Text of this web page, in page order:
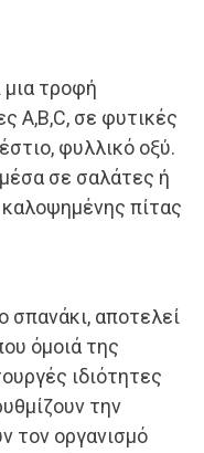
μια τροφή
A,B,C, σε φυτικές
φυλλικό οξύ.
σε σαλάτες ή
πίτας
αποτελεί
όμοιά της
ιδιότητες
την
τον οργανισμό